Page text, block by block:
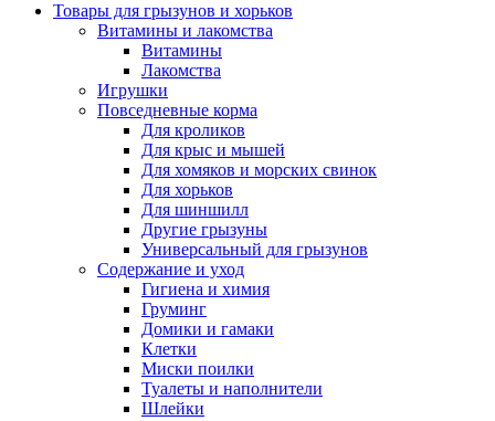
Товары для грызунов и хорьков
Витамины и лакомства
Витамины
Лакомства
Игрушки
Повседневные корма
Для кроликов
Для крыс и мышей
Для хомяков и морских свинок
Для хорьков
Для шиншилл
Другие грызуны
Универсальный для грызунов
Содержание и уход
Гигиена и химия
Груминг
Домики и гамаки
Клетки
Миски поилки
Туалеты и наполнители
Шлейки